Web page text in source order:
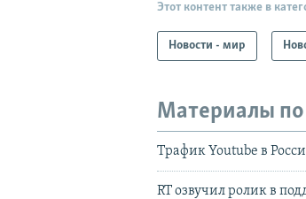
Этот контент также в
Новости - мир
Материалы
Трафик Youtube в
RT озвучил ролик в